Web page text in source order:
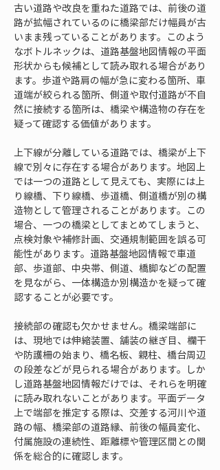
古い道路や改良を重ねた道路では、前後の道
路が拡幅されているのに橋梁部だけ幅員が古
いまま残っていることがあります。このよう
なボトルネックは、道路基盤地図情報の平面
形状からも候補として読み取れる場合があり
ます。歩道や路肩の幅が急に変わる箇所、車
道端が絞られる箇所、側道や取付道路が不自
然に接続する箇所は、橋梁や構造物の存在を
疑って確認する価値があります。
上下線が分離している道路では、橋梁が上下
線で別々に存在する場合があります。地図上
では一つの道路として見えても、実際には上
り線橋、下り線橋、歩道橋、側道橋が別の構
造物として管理されることがあります。この
場合、一つの橋梁としてまとめてしまうと、
点検対象や補修計画、交通規制範囲を誤る可
能性があります。道路基盤地図情報で車道
部、歩道部、中央帯、側道、橋脚などの配置
を見ながら、一体構造か別構造かを疑って確
認することが必要です。
接続部の確認も欠かせません。橋梁端部に
は、現地では伸縮装置、舗装の継ぎ目、欄干
や防護柵の始まり、橋名板、親柱、橋台周辺
の段差などが見られる場合があります。しか
し道路基盤地図情報だけでは、それらを明確
に読み取れないことがあります。平面データ
上で端部を推定する際は、交差する河川や道
路の幅、橋梁部の道路縁、前後の幅員変化、
付属施設の連続性、距離標や管理区間との関
係を総合的に確認します。